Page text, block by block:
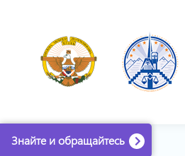
Знайте и обращайтесь